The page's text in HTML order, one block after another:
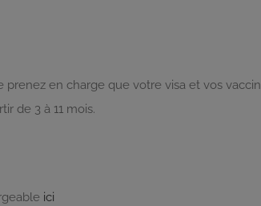
prenez en charge que votre visa et vos
de 3 à 11 mois.
ici